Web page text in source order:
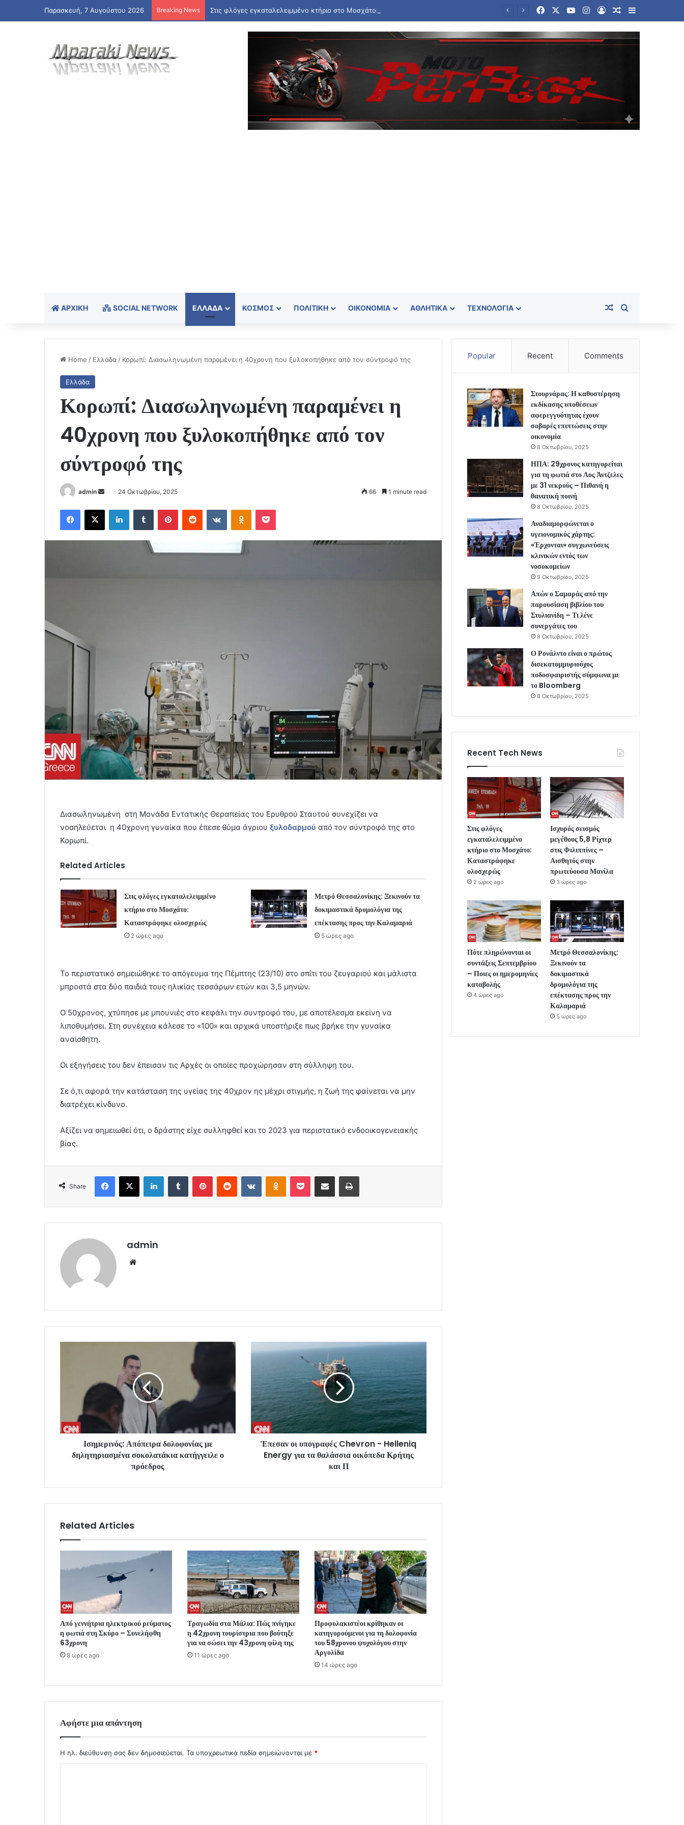
Παρασκευή, 7 Αυγούστου 2026 Breaking News Στις φλόγες εγκαταλελειμμένο κτήριο στο Μοσχάτο: Καταστράφηκε ολοσχερώς FacebookYouTubeInstagram
Log InRandom Article
Sidebar
ΑΡΧΙΚΉ SOCIAL NETWORK ΕΛΛΆΔΑ ΚΌΣΜΟΣ ΠΟΛΙΤΙΚΉ ΟΙΚΟΝΟΜΊΑ ΑΘΛΗΤΙΚΆ ΤΕΧΝΟΛΟΓΊΑ Random Article
Home / Ελλάδα / Κορωπί: Διασωληνωμένη παραμένει η 40χρονη που ξυλοκοπήθηκε από τον σύντροφό της
Ελλάδα
Κορωπί: Διασωληνωμένη παραμένει η
40χρονη που ξυλοκοπήθηκε από τον
σύντροφό της
admin
Send
email
24 Οκτωβρίου, 2025 66 1 minute read
Facebook
X LinkedInTumblr PinterestReddit VKontakteOdnoklassniki
Pocket
Διασωληνωμένη στη Μονάδα Εντατικής Θεραπείας του Ερυθρού Σταυτού συνεχίζει να
νοσηλεύεται η 40χρονη γυναίκα που έπεσε θύμα άγριου ξυλοδαρμού από τον σύντροφό της στο
Κορωπί.
Related Articles
Στις φλόγες εγκαταλελειμμένο
κτήριο στο Μοσχάτο:
Καταστράφηκε ολοσχερώς
2 ώρες ago
Μετρό Θεσσαλονίκης: Ξεκινούν τα
δοκιμαστικά δρομολόγια της
επέκτασης προς την Καλαμαριά
5 ώρες ago
Το περιστατικό σημειώθηκε το απόγευμα της Πέμπτης (23/10) στο σπίτι του ζευγαριού και μάλιστα
μπροστά στα δύο παιδιά τους ηλικίας τεσσάρων ετών και 3,5 μηνών.
Ο 50χρονος, χτύπησε με μπουνιές στο κεφάλι την συντροφό του, με αποτέλεσμα εκείνη να
λιποθυμήσει. Στη συνέχεια κάλεσε το «100» και αρχικά υποστήριξε πως βρήκε την γυναίκα
αναίσθητη.
Οι εξηγήσεις του δεν έπεισαν τις Αρχές οι οποίες προχώρησαν στη σύλληψη του.
Σε ό,τι αφορά την κατάσταση της υγείας της 40χρον ης μέχρι στιγμής, η ζωή της φαίνεται να μην
διατρέχει κίνδυνο.
Αξίζει να σημειωθεί ότι, ο δράστης είχε συλληφθεί και το 2023 για περιστατικό ενδοοικογενειακής
βίας.
Share
Facebook
X LinkedInTumblr PinterestReddit VKontakteOdnoklassniki
Pocket Share via Email Print
admin
Ισημερινός: Απόπειρα δολοφονίας με
δηλητηριασμένα σοκολατάκια κατήγγειλε ο
πρόεδρος
Έπεσαν οι υπογραφές Chevron - Helleniq
Energy για τα θαλάσσια οικόπεδα Κρήτης
και Π
Related Articles
Από γεννήτρια ηλεκτρικού ρεύματος
η φωτιά στη Σκύρο – Συνελήφθη
63χρονη
8 ώρες ago
Τραγωδία στα Μάλια: Πώς πνίγηκε
η 42χρονη τουρίστρια που βούτηξε
για να σώσει την 43χρονη φίλη της
11 ώρες ago
Προφυλακιστέοι κρίθηκαν οι
κατηγορούμενοι για τη δολοφονία
του 58χρονου ψυχολόγου στην
Αργολίδα
14 ώρες ago
Αφήστε μια απάντηση
Η ηλ. διεύθυνση σας δεν δημοσιεύεται. Τα υποχρεωτικά πεδία σημειώνονται με *
Popular Recent Comments
Στουρνάρας: Η καθυστέρηση
εκδίκασης υποθέσεων
αφερεγγυότητας έχουν
σοβαρές επιπτώσεις στην
οικονομία
8 Οκτωβρίου, 2025
ΗΠΑ: 29χρονος κατηγορείται
για τη φωτιά στο Λος Άντζελες
με 31 νεκρούς – Πιθανή η
θανατική ποινή
8 Οκτωβρίου, 2025
Αναδιαμορφώνεται ο
υγειονομικός χάρτης:
«Έρχονται» συγχωνεύσεις
κλινικών εντός των
νοσοκομείων
9 Οκτωβρίου, 2025
Απών ο Σαμαράς από την
παρουσίαση βιβλίου του
Στυλιανίδη – Τι λένε
συνεργάτες του
8 Οκτωβρίου, 2025
Ο Ρονάλντο είναι ο πρώτος
δισεκατομμυριούχος
ποδοσφαιριστής σύμφωνα με
το Bloomberg
8 Οκτωβρίου, 2025
Recent Tech News
Στις φλόγες
εγκαταλελειμμένο
κτήριο στο Μοσχάτο:
Καταστράφηκε
ολοσχερώς
2 ώρες ago
Ισχυρός σεισμός
μεγέθους 5,8 Ρίχτερ
στις Φιλιππίνες –
Αισθητός στην
πρωτεύουσα Μανίλα
3 ώρες ago
Πότε πληρώνονται οι
συντάξεις Σεπτεμβρίου
– Ποιες οι ημερομηνίες
καταβολής
4 ώρες ago
Μετρό Θεσσαλονίκης:
Ξεκινούν τα
δοκιμαστικά
δρομολόγια της
επέκτασης προς την
Καλαμαριά
5 ώρες ago